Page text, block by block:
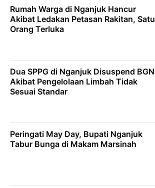
Rumah Warga di Nganjuk Hancur
Akibat Ledakan Petasan Rakitan, Satu
Orang Terluka
Dua SPPG di Nganjuk Disuspend BGN
Akibat Pengelolaan Limbah Tidak
Sesuai Standar
Peringati May Day, Bupati Nganjuk
Tabur Bunga di Makam Marsinah